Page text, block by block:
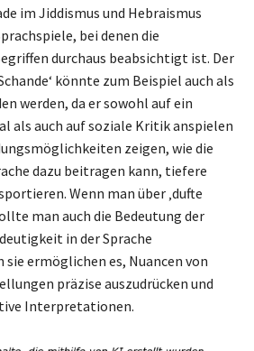
im Jiddismus und Hebraismus
bei denen die
durchaus beabsichtigt ist. Der
könnte zum Beispiel auch als
werden, da er sowohl auf ein
als auch auf soziale Kritik anspielen
zeigen, wie die
dazu beitragen kann, tiefere
Wenn man über ‚dufte
man auch die Bedeutung der
in der Sprache
ermöglichen es, Nuancen von
präzise auszudrücken und
Interpretationen.